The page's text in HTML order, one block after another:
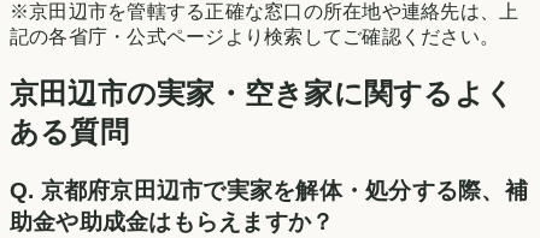
※京田辺市を管轄する正確な窓口の所在地や連絡先は、上
記の各省庁・公式ページより検索してご確認ください。
京田辺市の実家・空き家に関するよく
ある質問
Q. 京都府京田辺市で実家を解体・処分する際、補
助金や助成金はもらえますか？